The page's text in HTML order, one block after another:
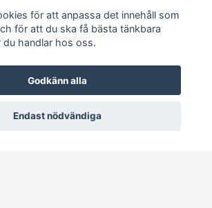
för att anpassa det innehåll som
för att du ska få bästa tänkbara
du handlar hos oss.
Godkänn alla
Endast nödvändiga